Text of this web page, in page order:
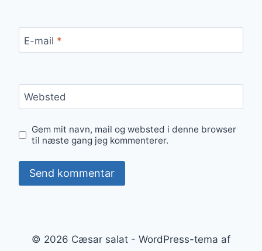
E-mail *
Websted
Gem mit navn, mail og websted i denne browser
til næste gang jeg kommenterer.
© 2026 Cæsar salat - WordPress-tema af